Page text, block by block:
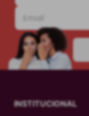
Utilize
desejado.